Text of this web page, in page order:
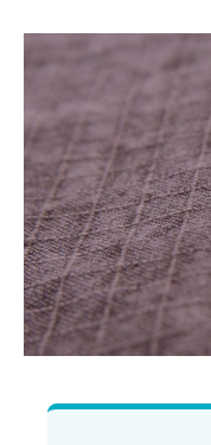
プライバシーポリシー
会社概要
表面変化
風合い
機能性